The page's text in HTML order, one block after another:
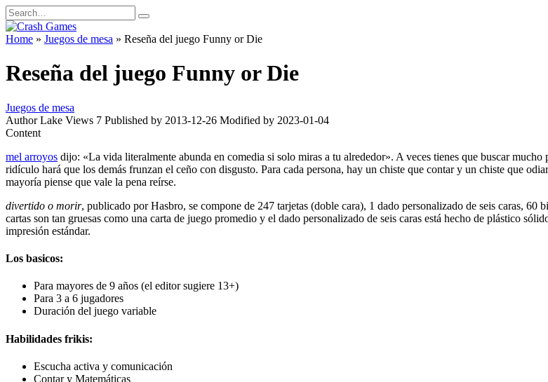
Skip
to
content
Search
for:
Home » Juegos de mesa » Reseña del juego Funny or Die
Reseña del juego Funny or Die
Juegos de mesa
Author Lake Views 7 Published by 2013-12-26 Modified by 2023-01-04
Content
mel arroyos dijo: «La vida literalmente abunda en comedia si solo miras a tu alrededor». A veces tienes que buscar
ridículo hará que los demás frunzan el ceño con disgusto. Para cada persona, hay un chiste que contar y un chiste que
mayoría piense que vale la pena reírse.
divertido o morir, publicado por Hasbro, se compone de 247 tarjetas (doble cara), 1 dado personalizado de seis caras,
cartas son tan gruesas como una carta de juego promedio y el dado personalizado de seis caras está hecho de plástico
impresión estándar.
Los basicos:
Para mayores de 9 años (el editor sugiere 13+)
Para 3 a 6 jugadores
Duración del juego variable
Habilidades frikis:
Escucha activa y comunicación
Contar y Matemáticas